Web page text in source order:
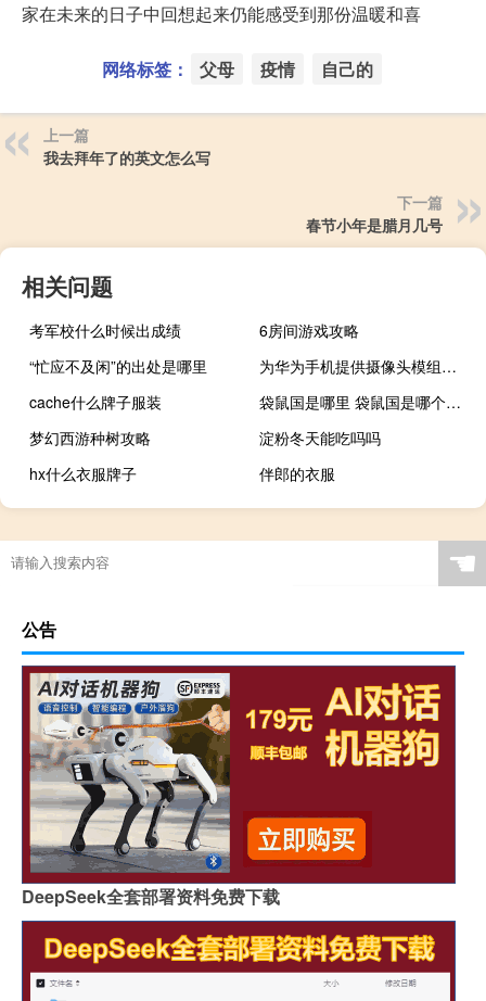
家在未来的日子中回想起来仍能感受到那份温暖和喜
网络标签： 父母 疫情 自己的
上一篇
我去拜年了的英文怎么写
下一篇
春节小年是腊月几号
相关问题
考军校什么时候出成绩
6房间游戏攻略
“忙应不及闲”的出处是哪里
为华为手机提供摄像头模组？欧菲光：有保密协议不方便回答
cache什么牌子服装
袋鼠国是哪里 袋鼠国是哪个国家
梦幻西游种树攻略
淀粉冬天能吃吗吗
hx什么衣服牌子
伴郎的衣服
☚
公告
DeepSeek全套部署资料免费下载